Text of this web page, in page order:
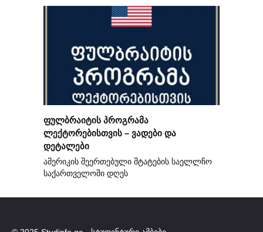
ფულბრაიტის პროგრამა
ლექტორებისთვის – ვადები და
დეტალები
ამერიკის შეერთებული შტატების საელლჩო
საქართველოში დღეს